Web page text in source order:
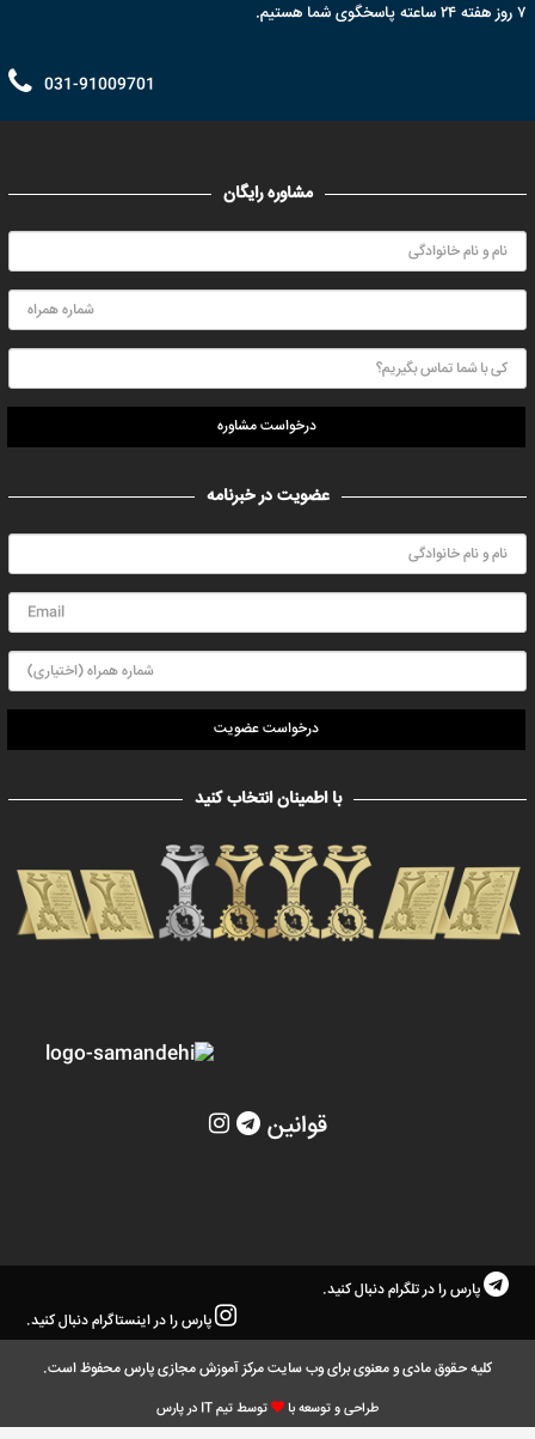
۷ روز هفته ۲۴ ساعته پاسخگوی شما هستیم.
031-91009701
مشاوره رایگان
درخواست مشاوره
عضویت در خبرنامه
درخواست عضویت
با اطمینان انتخاب کنید
قوانین
پارس را در تلگرام دنبال کنید.
پارس را در اینستاگرام دنبال کنید.
کلیه حقوق مادی و معنوی برای وب سایت مرکز آموزش مجازی پارس محفوظ است.
طراحی و توسعه با توسط تیم IT در پارس